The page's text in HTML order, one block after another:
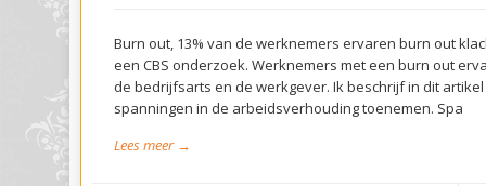
Burn out, 13% van de werknemers ervaren burn out
een CBS onderzoek. Werknemers met een burn out
de bedrijfsarts en de werkgever. Ik beschrijf in dit
spanningen in de arbeidsverhouding toenemen. Spa
Lees meer →